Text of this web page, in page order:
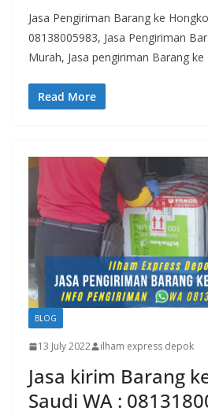
Jasa Pengiriman Barang ke
08138005983, Jasa Pengiriman
Murah, Jasa pengiriman Barang
Read More
BLOG
13 July 2022 ilham express depok
Jasa kirim Barang
Saudi WA :